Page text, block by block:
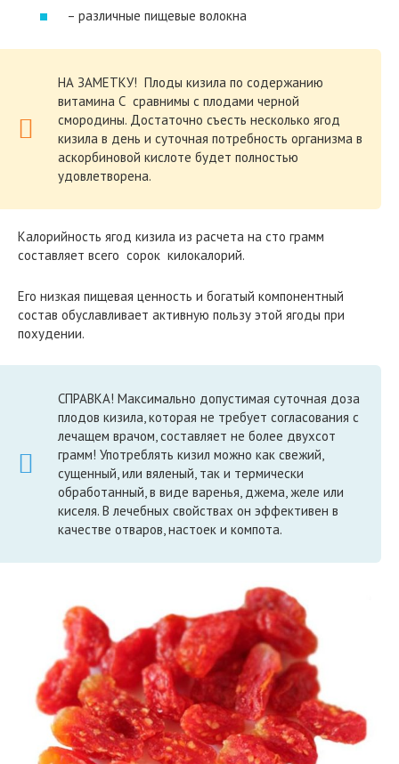
– различные пищевые волокна
НА ЗАМЕТКУ! Плоды кизила по содержанию
витамина С сравнимы с плодами черной
смородины. Достаточно съесть несколько ягод
кизила в день и суточная потребность организма в
аскорбиновой кислоте будет полностью
удовлетворена.
Калорийность ягод кизила из расчета на сто грамм
составляет всего сорок килокалорий.
Его низкая пищевая ценность и богатый компонентный
состав обуславливает активную пользу этой ягоды при
похудении.
СПРАВКА! Максимально допустимая суточная доза
плодов кизила, которая не требует согласования с
лечащем врачом, составляет не более двухсот
грамм! Употреблять кизил можно как свежий,
сущенный, или вяленый, так и термически
обработанный, в виде варенья, джема, желе или
киселя. В лечебных свойствах он эффективен в
качестве отваров, настоек и компота.